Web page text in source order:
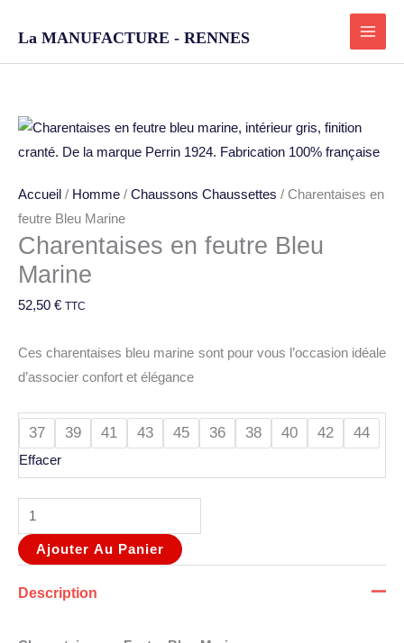
La MANUFACTURE - RENNES
Accueil / Homme / Chaussons Chaussettes / Charentaises en
feutre Bleu Marine
Charentaises en feutre Bleu
Marine
52,50 € TTC
Ces charentaises bleu marine sont pour vous l’occasion idéale
d’associer confort et élégance
37 39 41 43 45 36 38 40 42 44
Effacer
quantité
de
en
feutre
Bleu
Marine
Ajouter Au Panier
Description